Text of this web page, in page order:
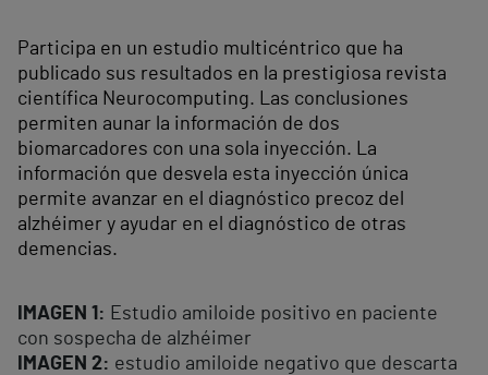
Participa en un estudio multicéntrico que ha
publicado sus resultados en la prestigiosa revista
científica Neurocomputing. Las conclusiones
permiten aunar la información de dos
biomarcadores con una sola inyección. La
información que desvela esta inyección única
permite avanzar en el diagnóstico precoz del
alzhéimer y ayudar en el diagnóstico de otras
demencias.
IMAGEN 1: Estudio amiloide positivo en paciente
con sospecha de alzhéimer
IMAGEN 2: estudio amiloide negativo que descarta